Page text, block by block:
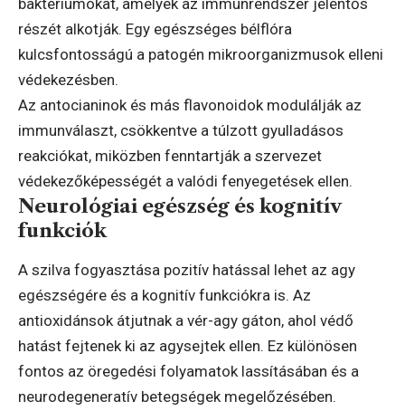
baktériumokat, amelyek az immunrendszer jelentős
részét alkotják. Egy egészséges bélflóra
kulcsfontosságú a patogén mikroorganizmusok elleni
védekezésben.
Az antocianinok és más flavonoidok modulálják az
immunválaszt, csökkentve a túlzott gyulladásos
reakciókat, miközben fenntartják a szervezet
védekezőképességét a valódi fenyegetések ellen.
Neurológiai egészség és kognitív
funkciók
A szilva fogyasztása pozitív hatással lehet az agy
egészségére és a kognitív funkciókra is. Az
antioxidánsok átjutnak a vér-agy gáton, ahol védő
hatást fejtenek ki az agysejtek ellen. Ez különösen
fontos az öregedési folyamatok lassításában és a
neurodegeneratív betegségek megelőzésében.